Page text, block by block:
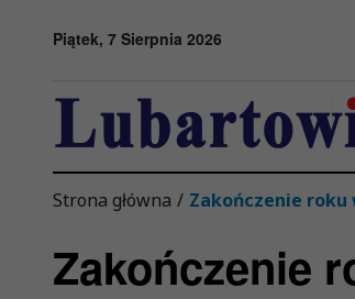
Piątek, 7 Sierpnia 2026
Strona główna / Zakończenie roku
Zakończenie